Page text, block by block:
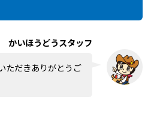
かいほうどうスタッフ
ただきありがとうご